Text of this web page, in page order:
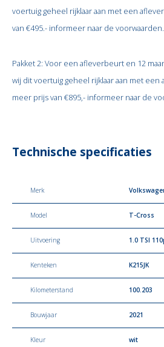
voertuig geheel rijklaar aan met een
van €495.- informeer naar de voorwaarden.
Pakket 2: Voor een afleverbeurt en 12
wij dit voertuig geheel rijklaar aan met een
meer prijs van €895,- informeer naar de
Technische specificaties
Merk
Model T-Cross
Uitvoering
Kenteken K215JK
Kilometerstand 100.203
Bouwjaar 2021
Kleur wit